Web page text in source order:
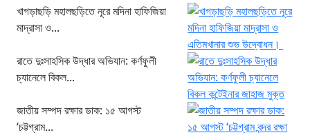
খাগড়াছড়ি মহালছড়িতে নূরে মদিনা হাফিজিয়া
মাদ্রাসা ও...
রাতে দুঃসাহসিক উদ্ধার অভিযান: কর্ণফুলী
চ্যানেলে বিকল...
জাতীয় সম্পদ রক্ষার ডাক: ১৫ আগস্ট
‘চট্টগ্রাম...